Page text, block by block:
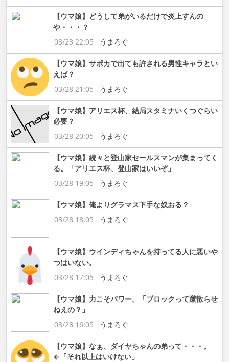
【ウマ娘】どうして弟がいるだけで炎上すんの
や・・・？
03/28 22:05
うまろぐ
【ウマ娘】サポカで出ても許される男性キャラとい
えば？
03/28 21:05
うまろぐ
【ウマ娘】アリエス杯、結局スタミナいくつぐらい
必要？
03/28 20:05
うまろぐ
【ウマ娘】続々と登山家セールスマンが集まってく
る。「アリエス杯、登山家はいいぞ」
03/28 19:05
うまろぐ
【ウマ娘】俺よりグラマス下手な奴おる？
03/28 18:05
うまろぐ
【ウマ娘】ウインディちゃんを持ってる人に悪いや
つはいない。
03/28 17:05
うまろぐ
【ウマ娘】力こそパワー。「ブロックって蹴散らせ
ねえの？」
03/28 16:05
うまろぐ
【ウマ娘】なぁ、ダイヤちゃんの弟って・・・。
←「それ以上はいけない」